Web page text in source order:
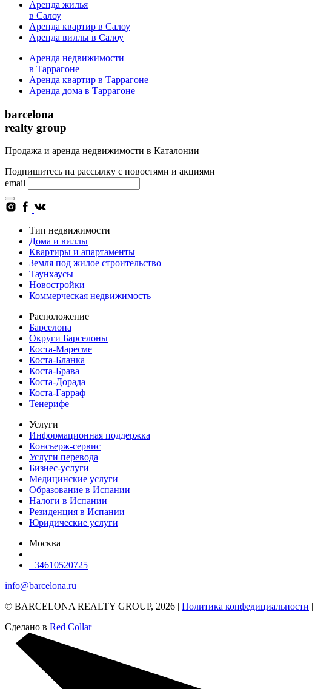
Аренда жилья
в Салоу
Аренда квартир в Салоу
Аренда виллы в Салоу
Аренда недвижимости
в Таррагоне
Аренда квартир в Таррагоне
Аренда дома в Таррагоне
barcelona
realty group
Продажа и аренда недвижимости в Каталонии
Подпишитесь на рассылку с новостями и акциями
email
Тип недвижимости
Дома и виллы
Квартиры и апартаменты
Земля под жилое строительство
Таунхаусы
Новостройки
Коммерческая недвижимость
Расположение
Барселона
Округи Барселоны
Коста-Маресме
Коста-Бланка
Коста-Брава
Коста-Дорада
Коста-Гарраф
Тенерифе
Услуги
Информационная поддержка
Консьерж-сервис
Услуги перевода
Бизнес-услуги
Медицинские услуги
Образование в Испании
Налоги в Испании
Резиденция в Испании
Юридические услуги
Москва
+34610520725
info@barcelona.ru
© BARCELONA REALTY GROUP, 2026 | Политика конфедициальности |
Сделано в Red Collar